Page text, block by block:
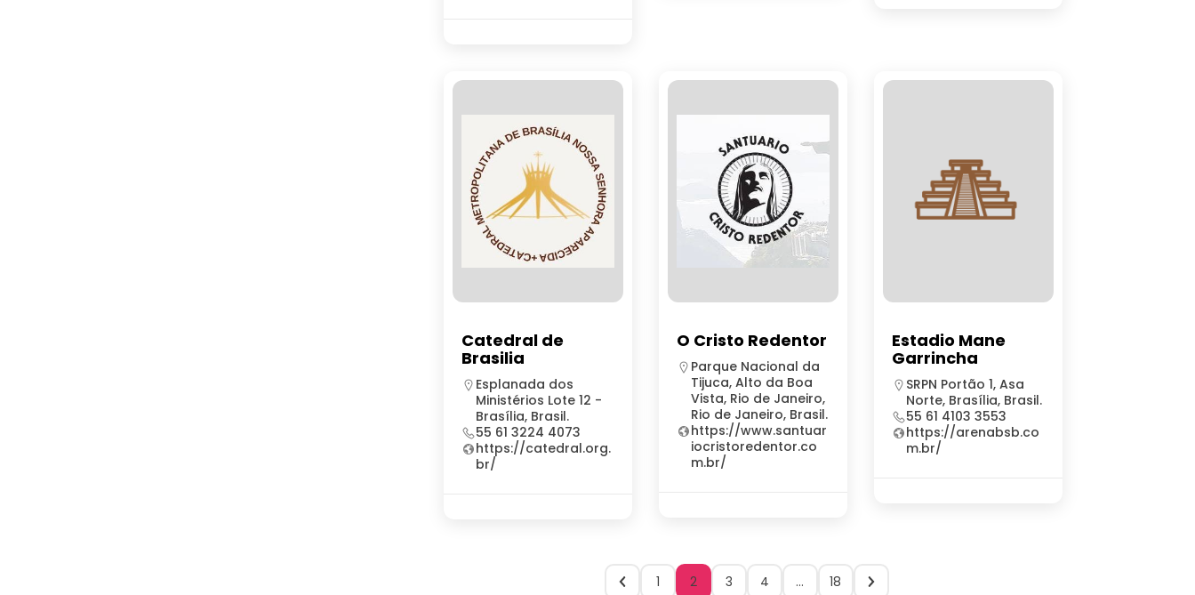
Catedral de
Brasilia
Esplanada dos
Ministérios Lote 12 -
Brasília, Brasil.
55 61 3224 4073
https://catedral.org.
br/
O Cristo Redentor
Parque Nacional da
Tijuca, Alto da Boa
Vista, Rio de Janeiro,
Rio de Janeiro, Brasil.
https://www.santuar
iocristoredentor.co
m.br/
Estadio Mane
Garrincha
SRPN Portão 1, Asa
Norte, Brasília, Brasil.
55 61 4103 3553
https://arenabsb.co
m.br/
1 2 3 4 … 18